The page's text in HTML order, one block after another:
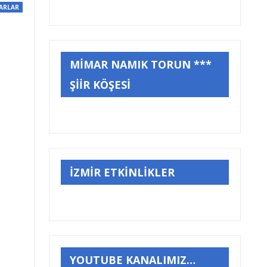
MİMAR NAMIK TORUN ***
ŞİİR KÖŞESİ
İZMİR ETKİNLİKLER
YOUTUBE KANALIMIZ…